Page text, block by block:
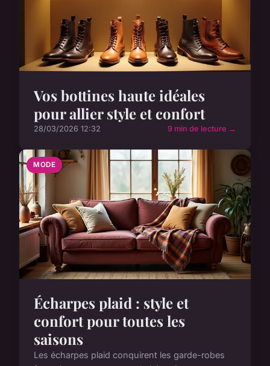
Vos bottines haute idéales
pour allier style et confort
28/03/2026 12:32 9 min de lecture →
MODE
Écharpes plaid : style et
confort pour toutes les
saisons
Les écharpes plaid conquirent les garde-robes